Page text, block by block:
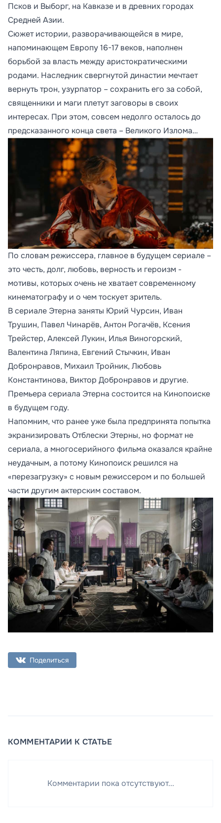
Псков и Выборг, на Кавказе и в древних городах
Средней Азии.
Сюжет истории, разворачивающейся в мире,
напоминающем Европу 16-17 веков, наполнен
борьбой за власть между аристократическими
родами. Наследник свергнутой династии мечтает
вернуть трон, узурпатор – сохранить его за собой,
священники и маги плетут заговоры в своих
интересах. При этом, совсем недолго осталось до
предсказанного конца света – Великого Излома…
По словам режиссера, главное в будущем сериале –
это честь, долг, любовь, верность и героизм -
мотивы, которых очень не хватает современному
кинематографу и о чем тоскует зритель.
В сериале Этерна заняты Юрий Чурсин, Иван
Трушин, Павел Чинарёв, Антон Рогачёв, Ксения
Трейстер, Алексей Лукин, Илья Виногорский,
Валентина Ляпина, Евгений Стычкин, Иван
Добронравов, Михаил Тройник, Любовь
Константинова, Виктор Добронравов и другие.
Премьера сериала Этерна состоится на Кинопоиске
в будущем году.
Напомним, что ранее уже была предпринята попытка
экранизировать Отблески Этерны, но формат не
сериала, а многосерийного фильма оказался крайне
неудачным, а потому Кинопоиск решился на
«перезагрузку» с новым режиссером и по большей
части другим актерским составом.
Поделиться
КОММЕНТАРИИ К СТАТЬЕ
Комментарии пока отсутствуют...